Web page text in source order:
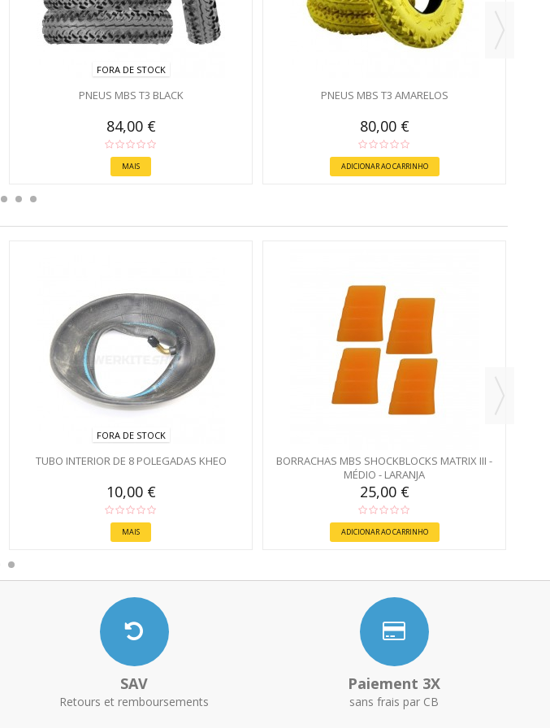
FORA DE STOCK
PNEUS MBS T3 BLACK
84,00 €
MAIS
PNEUS MBS T3 AMARELOS
80,00 €
ADICIONAR AO CARRINHO
FORA DE STOCK
TUBO INTERIOR DE 8 POLEGADAS KHEO
10,00 €
MAIS
BORRACHAS MBS SHOCKBLOCKS MATRIX III -
MÉDIO - LARANJA
25,00 €
ADICIONAR AO CARRINHO
SAV
Retours et remboursements
Paiement 3X
sans frais par CB